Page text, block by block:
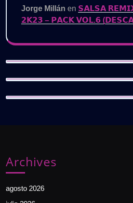
Jorge Millán en 𝗦𝗔𝗟𝗦𝗔
𝟮𝗞𝟮𝟯 – 𝗣𝗔𝗖𝗞 𝗩𝗢𝗟.𝟲
Archives
agosto 2026